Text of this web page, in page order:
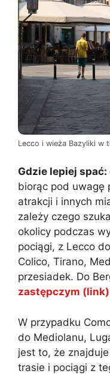
Lecco i wieża Bazyliki w
Gdzie lepiej spać:
biorąc pod uwagę
atrakcji i innych
zależy czego
okolicy podczas
pociągi, z Lecco
Colico, Tirano,
przesiadek. Do
zastępczym (link)
W przypadku
do Mediolanu,
jest to, że
trasie i pociągi z